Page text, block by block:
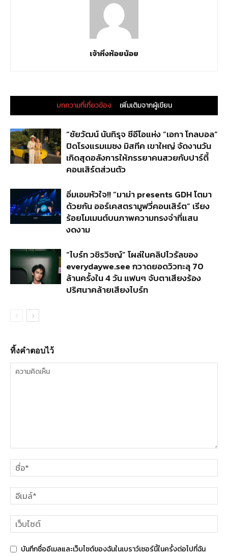
เจ้าหิ่งห้อยน้อย
บทความที่เกี่ยวข้อง เพิ่มเติมจากผู้เขียน
“ชัยวัฒน์ นันทิรุจ ซีอีโอแห่ง “เอกา โกลบอล”
ปิดโรงแรมเมซง มิสทีค เขาใหญ่ จัดงานวัน
เกิดสุดอลังการให้ภรรยาคนสวยกับปาร์ตี้
คอนเสิร์ตส่วนตัว
อิ่มเอมหัวใจ!! “มาม่า presents GDH โตมา
ด้วยกัน ออร์เคสตรามูฟวี่คอนเสิร์ต” เรียง
ร้อยโมเมนต์บนภาพความทรงจำที่แสน
งดงาม
“ไบร์ท วชิรวิชญ์” โผล่ในคลิปไวรัลของ
everydaywe.see กวาดยอดวิวทะลุ 70
ล้านครั้งใน 4 วัน แฟนๆ จับตาเสียงร้อง
ปริศนาคล้ายเสียงไบร์ท
ทิ้งคำตอบไว้
บันทึกชื่ออีเมลและเว็บไซต์ของฉันในเบราว์เซอร์นี้ในครั้งต่อไปที่ฉัน